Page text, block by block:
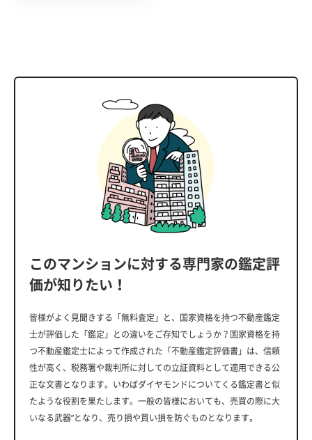
このマンションに対する専門家の鑑定評
価が知りたい！
皆様がよく見聞きする「無料査定」と、国家資格を持つ不動産鑑定
士が評価した「鑑定」との違いをご存知でしょうか？国家資格を持
つ不動産鑑定士によって作成された「不動産鑑定評価書」は、信頼
性が高く、税務署や裁判所に対しての立証資料として適用できる公
正な文書となります。いわばダイヤモンドについてくる鑑定書と似
たような役割を果たします。一般の皆様においても、売買の際に大
いなる武器”となり、売り損や買い損を防ぐものとなります。